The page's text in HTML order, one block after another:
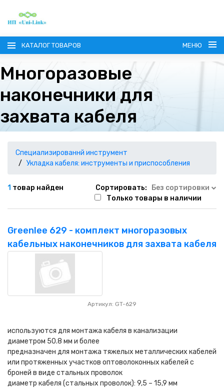
КАТАЛОГ ТОВАРОВ МЕНЮ
ГЛАВНАЯ
О КОМПАНИИ
НАШИ ПОКУПАТЕЛИ
НАША ПРОДУКЦИЯ
ГЕОСИНТЕТИЧЕСКИЕ МАТЕРИАЛЫ
+7 771 113 7307 manager@uni-link.kz
Многоразовые
наконечники для
захвата кабеля
Специализированнй инструмент
Укладка кабеля: инструменты и приспособления
1 товар найден Сортировать:
Без сортировки
Только товары в наличии
Greenlee 629 - комплект многоразовых
кабельных наконечников для захвата кабеля
Артикул: GT-629
используются для монтажа кабеля в канализации
диаметром 50.8 мм и более
предназначен для монтажа тяжелых металлических кабелей
или протяженных участков оптоволоконных кабелей с
броней в виде стальных проволок
диаметр кабеля (стальных проволок): 9,5 – 15,9 мм